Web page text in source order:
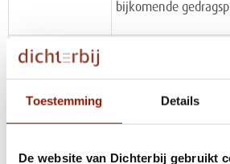
Toestemming Details
De website van Dichterbij gebruikt
bijkomende
Voorzieningen
Woonlocatie
Uden op
het openbaar